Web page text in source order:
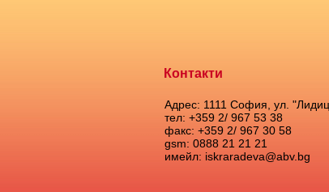
Контакти
Адрес: 1111 София, ул.
тел: +359 2/ 967 53 38
факс: +359 2/ 967 30 58
gsm: 0888 21 21 21
имейл: iskraradeva@abv.bg